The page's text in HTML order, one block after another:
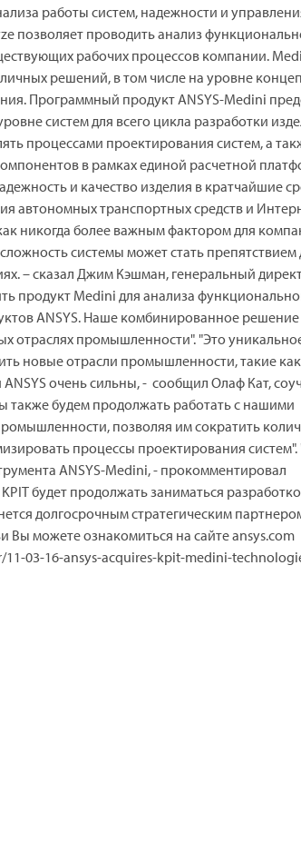
работы систем, надежности и
позволяет проводить анализ
рабочих процессов компании.
решений, в том числе на уровне
Программный продукт ANSYS-Medini
систем для всего цикла разработки
процессами проектирования систем, а
в рамках единой расчетной
и качество изделия в кратчайшие
автономных транспортных средств и
никогда более важным фактором для
системы может стать препятствием
– сказал Джим Кэшман, генеральный
продукт Medini для анализа
ANSYS. Наше комбинированное решение
отраслях промышленности". "Это
новые отрасли промышленности, такие как
очень сильны, - сообщил Олаф Кат,
будем продолжать работать с нашими
позволяя им сократить
процессы проектирования
ANSYS-Medini, - прокомментировал
будет продолжать заниматься
долгосрочным стратегическим
Вы можете ознакомиться на сайте ansys.com
03-16-ansys-acquires-kpit-medini-